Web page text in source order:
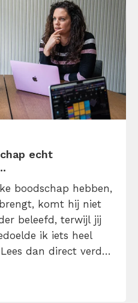
echt
boodschap hebben,
komt hij niet
beleefd, terwijl jij
ik iets heel
dan direct verder